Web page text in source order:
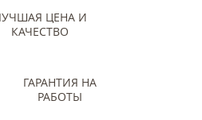
ЦЕНА И
КАЧЕСТВО
ГАРАНТИЯ НА
РАБОТЫ